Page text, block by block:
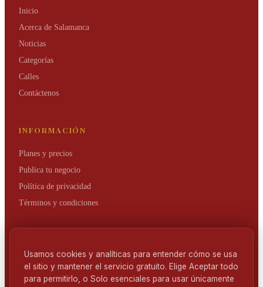
Inicio
Acerca de Salamanca
Noticias
Categorías
Calles
Contáctenos
INFORMACIÓN
Planes y precios
Publica tu negocio
Política de privacidad
Términos y condiciones
Mantente al día de las novedades del Barrio de Salamanca.
Usamos cookies y analíticas para entender cómo se usa
el sitio y mantener el servicio gratuito. Elige Aceptar todo
para permitirlo, o Solo esenciales para usar únicamente